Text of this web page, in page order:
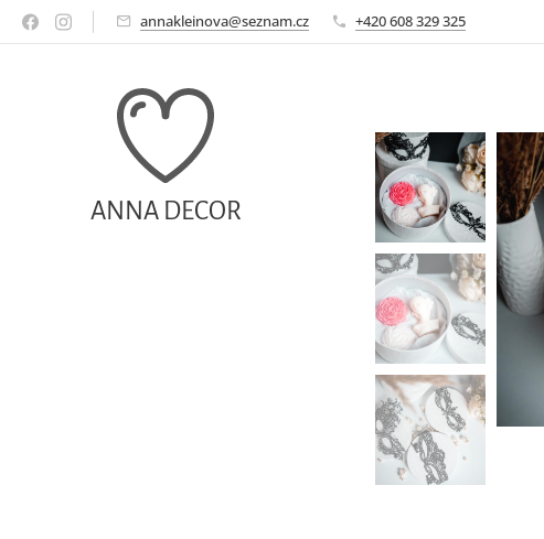
annakleinova@seznam.cz +420 608 329 325
ANNA DECOR